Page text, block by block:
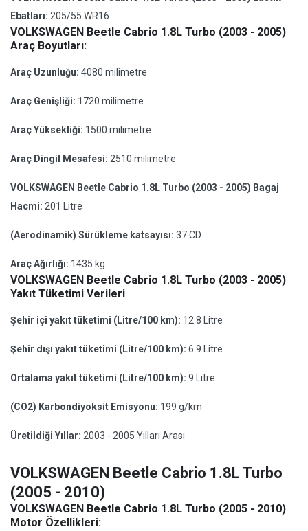
Ebatları: 205/55 WR16
VOLKSWAGEN Beetle Cabrio 1.8L Turbo (2003 - 2005)
Araç Boyutları:
Araç Uzunluğu: 4080 milimetre
Araç Genişliği: 1720 milimetre
Araç Yüksekliği: 1500 milimetre
Araç Dingil Mesafesi: 2510 milimetre
VOLKSWAGEN Beetle Cabrio 1.8L Turbo (2003 - 2005) Bagaj
Hacmi: 201 Litre
(Aerodinamik) Sürükleme katsayısı: 37 CD
Araç Ağırlığı: 1435 kg
VOLKSWAGEN Beetle Cabrio 1.8L Turbo (2003 - 2005)
Yakıt Tüketimi Verileri
Şehir içi yakıt tüketimi (Litre/100 km): 12.8 Litre
Şehir dışı yakıt tüketimi (Litre/100 km): 6.9 Litre
Ortalama yakıt tüketimi (Litre/100 km): 9 Litre
(CO2) Karbondiyoksit Emisyonu: 199 g/km
Üretildiği Yıllar: 2003 - 2005 Yılları Arası
VOLKSWAGEN Beetle Cabrio 1.8L Turbo
(2005 - 2010)
VOLKSWAGEN Beetle Cabrio 1.8L Turbo (2005 - 2010)
Motor Özellikleri: